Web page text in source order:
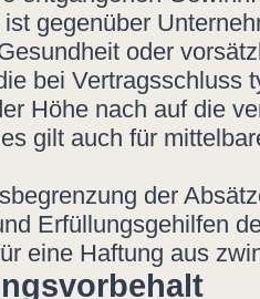
gegenüber
oder
bei Vertragsschluss
Höhe nach auf die
gilt auch für
der
Erfüllungsgehilfen
eine Haftung aus